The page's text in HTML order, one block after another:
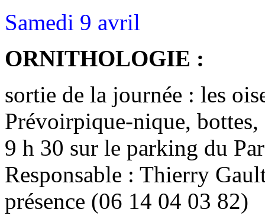
Samedi 9 avril
ORNITHOLOGIE :
sortie de la journée : les
Prévoirpique-nique,
9 h 30 sur le parking du
Responsable : Thierry
présence (06 14 04 03 82)